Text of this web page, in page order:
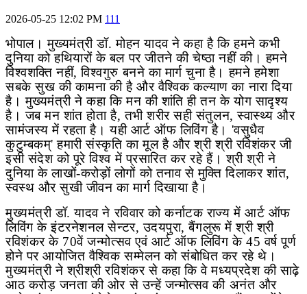
2026-05-25 12:02 PM 111
भोपाल। मुख्यमंत्री डॉ. मोहन यादव ने कहा है कि हमने कभी
दुनिया को हथियारों के बल पर जीतने की चेष्ठा नहीं की। हमने
विश्वशक्ति नहीं,विश्वगुरु बनने का मार्ग चुना है। हमने हमेशा
सबके सुख की कामना की है और वैश्विक कल्याण का नारा दिया
है। मुख्यमंत्री ने कहा कि मन की शांति ही तन के योग सादृश्य
है। जब मन शांत होता है,तभी शरीर सही संतुलन,स्वास्थ्य और
सामंजस्य में रहता है। यही आर्ट ऑफ लिविंग है। 'वसुधैव
कुटुम्बकम्'हमारी संस्कृति का मूल है और श्री श्री रविशंकर जी
इसी संदेश को पूरे विश्व में प्रसारित कर रहे हैं। श्री श्री ने
दुनिया के लाखों-करोड़ों लोगों को तनाव से मुक्ति दिलाकर शांत,
स्वस्थ और सुखी जीवन का मार्ग दिखाया है।
मुख्यमंत्री डॉ. यादव ने रविवार को कर्नाटक राज्य में आर्ट ऑफ
लिविंग के इंटरनेशनल सेन्टर,उदयपुरा,बैंगलुरू में श्री श्री
रविशंकर के 70वें जन्मोत्सव एवं आर्ट ऑफ लिविंग के 45 वर्ष पूर्ण
होने पर आयोजित वैश्विक सम्मेलन को संबोधित कर रहे थे।
मुख्यमंत्री ने श्रीश्री रविशंकर से कहा कि वे मध्यप्रदेश की साढ़े
आठ करोड़ जनता की ओर से उन्हें जन्मोत्सव की अनंत और